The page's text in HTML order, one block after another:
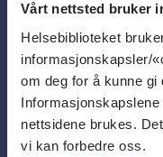
Vårt nettsted bruker
Helsebiblioteket
informasjonskapsler/
om deg for å kunne gi
nettsidene brukes.
vi kan forbedre oss.
Om oss
Om
Personvern og